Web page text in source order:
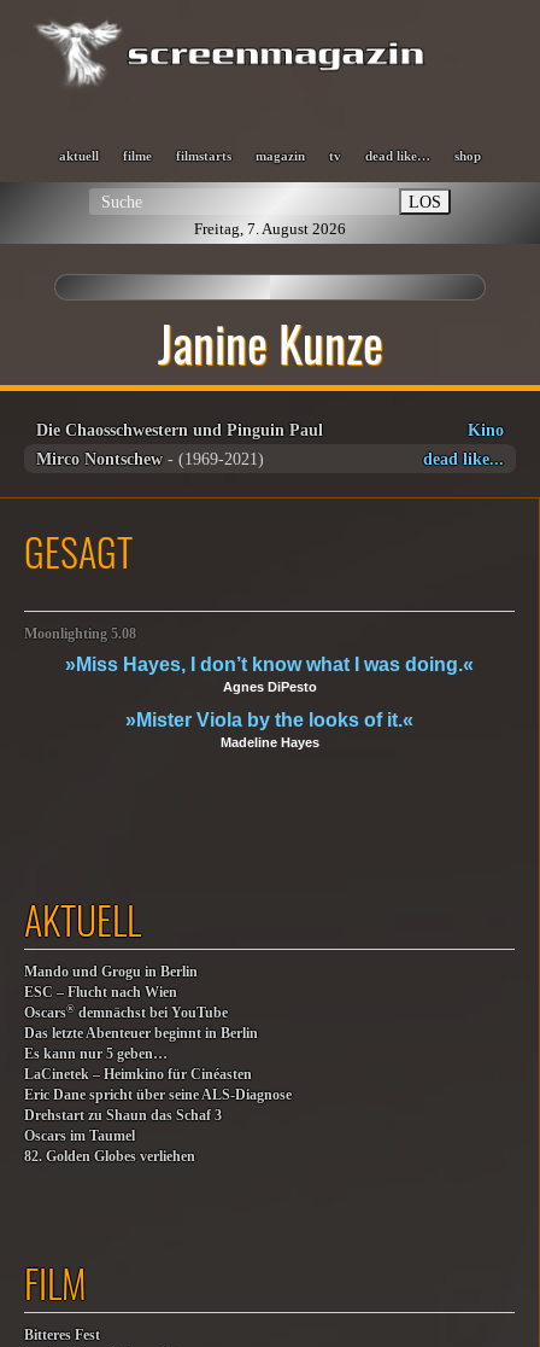
aktuell filme filmstarts magazin tv dead like… shop
LOS
Freitag, 7. August 2026
Janine Kunze
Die Chaosschwestern und Pinguin Paul
Kino
Mirco Nontschew- (1969-2021) dead like...
GESAGT
Moonlighting 5.08
»Miss Hayes, I don’t know what I was doing.«
Agnes DiPesto
»Mister Viola by the looks of it.«
Madeline Hayes
AKTUELL
Mando und Grogu in Berlin
ESC – Flucht nach Wien
Oscars® demnächst bei YouTube
Das letzte Abenteuer beginnt in Berlin
Es kann nur 5 geben…
LaCinetek – Heimkino für Cinéasten
Eric Dane spricht über seine ALS-Diagnose
Drehstart zu Shaun das Schaf 3
Oscars im Taumel
82. Golden Globes verliehen
FILM
Bitteres Fest